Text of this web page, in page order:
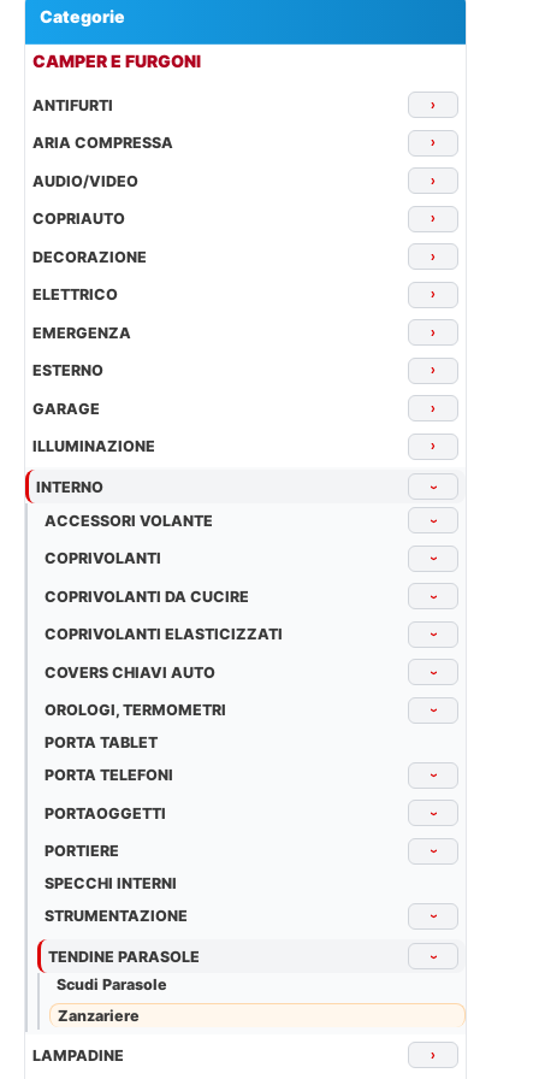
Categorie
CAMPER E FURGONI
ANTIFURTI ›
ARIA COMPRESSA ›
AUDIO/VIDEO ›
COPRIAUTO ›
DECORAZIONE ›
ELETTRICO ›
EMERGENZA ›
ESTERNO ›
GARAGE ›
ILLUMINAZIONE ›
INTERNO ›
ACCESSORI VOLANTE ›
COPRIVOLANTI ›
COPRIVOLANTI DA CUCIRE ›
COPRIVOLANTI ELASTICIZZATI ›
COVERS CHIAVI AUTO ›
OROLOGI, TERMOMETRI ›
PORTA TABLET
PORTA TELEFONI
›
PORTAOGGETTI ›
PORTIERE ›
SPECCHI INTERNI
STRUMENTAZIONE
›
TENDINE PARASOLE ›
Scudi Parasole
Zanzariere
LAMPADINE ›